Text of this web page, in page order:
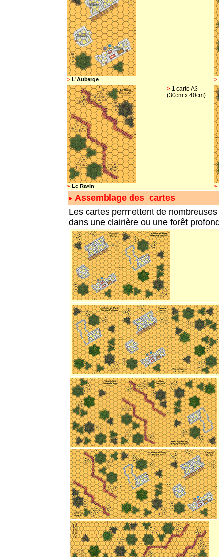
> L'Auberge >
> Le Ravin
> 1 carte A3
(30cm x 40cm)
>
Assemblage des cartes
Les cartes permettent de
dans une clairière ou une forêt